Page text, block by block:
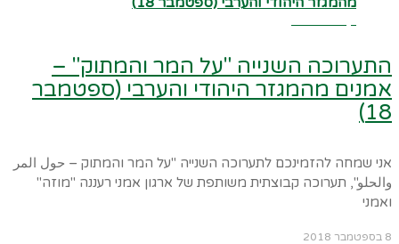
התערוכה השנייה "על המר והמתוק" –
אמנים מהמגזר היהודי והערבי (ספטמבר
18)
אני שמחה להזמינכם לתערוכה השנייה "על המר והמתוק – حول المر
والحلو", תערוכה קבוצתית משותפת של ארגון אמני רעננה "מוזה"
ואמני
8 בספטמבר 2018